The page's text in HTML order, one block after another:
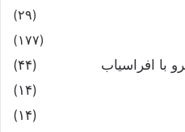
(۲۹)
(۱۷۷)
با افراسیاب
(۴۴)
(۱۴)
(۱۴)